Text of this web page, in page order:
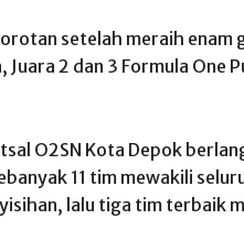
setelah meraih enam
Juara 2 dan 3 Formula One
O2SN Kota Depok
11 tim mewakili
lalu tiga tim terbaik